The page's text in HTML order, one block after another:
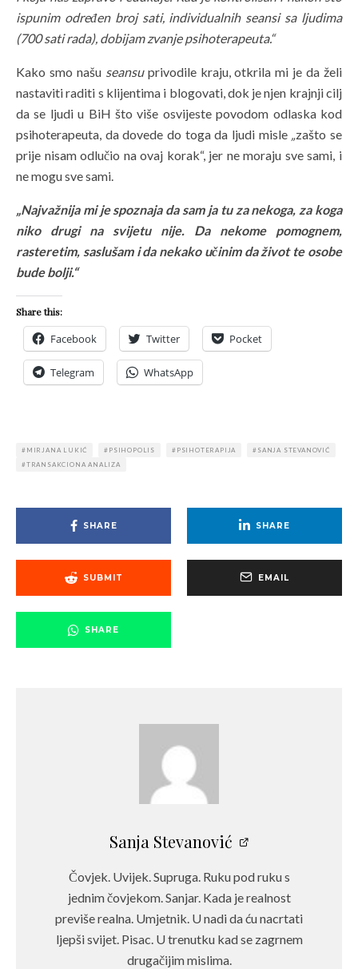
ispunim određen broj sati, individualnih seansi sa ljudima
(700 sati rada), dobijam zvanje psihoterapeuta.“
Kako smo našu seansuprivodile kraju, otkrila mi je da želi
nastaviti raditi s klijentima i blogovati, dok je njen krajnji cilj
da se ljudi u BiH što više osvijeste povodom odlaska kod
psihoterapeuta, da dovede do toga da ljudi misle „zašto se
prije nisam odlučio na ovaj korak“, jer ne moraju sve sami, i
ne mogu sve sami.
„Najvažnija mi je spoznaja da sam ja tu za nekoga, za koga
niko drugi na svijetu nije. Da nekome pomognem,
rasteretim, saslušam i da nekako učinim da život te osobe
bude bolji.“
Share this:
Facebook Twitter Pocket
Telegram WhatsApp
MIRJANA LUKIĆ PSIHOPOLIS PSIHOTERAPIJA
SANJA STEVANOVIĆ
TRANSAKCIONA ANALIZA
SHARE SHARE
SUBMIT EMAIL
SHARE
Sanja Stevanović
Čovjek. Uvijek. Supruga. Ruku pod ruku s
jednim čovjekom. Sanjar. Kada je realnost
previše realna. Umjetnik. U nadi da ću nacrtati
ljepši svijet. Pisac. U trenutku kad se zagrnem
drugačijim mislima.